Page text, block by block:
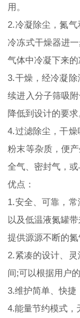
用。
2.冷凝除尘，氮
冷冻式干燥器进
气体中冷凝下来
3.干燥，经冷凝
续进入分子筛吸
降低到设计的要求
4.过滤除尘，干
粉末等杂质，便
全气、密封气，
优点：
1.安全、可靠，
以及低温液氮罐
提供源源不断的
2.紧凑的设计、
间;可以根据用户
3.维护简单、快捷
4.能量节约模式，